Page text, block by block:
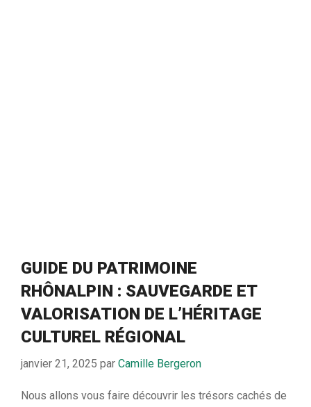
GUIDE DU PATRIMOINE
RHÔNALPIN : SAUVEGARDE ET
VALORISATION DE L’HÉRITAGE
CULTUREL RÉGIONAL
janvier 21, 2025 par Camille Bergeron
Nous allons vous faire découvrir les trésors cachés de